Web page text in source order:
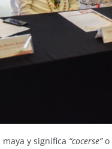
y significa “cocerse”o